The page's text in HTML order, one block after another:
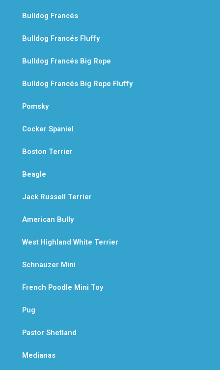
Bulldog Francés
Bulldog Francés Fluffy
Bulldog Francés Big Rope
Bulldog Francés Big Rope Fluffy
Pomsky
Cocker Spaniel
Boston Terrier
Beagle
Jack Russell Terrier
American Bully
West Highland White Terrier
Schnauzer Mini
French Poodle Mini Toy
Pug
Pastor Shetland
Medianas